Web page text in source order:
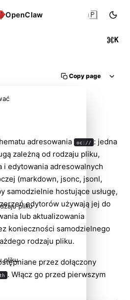
OpenClaw
K
🇵🇱
Copy page
adresowania oc:// : jedna
zależną od rodzaju pliku,
i edytowania adresowalnych
(markdown, jsonc, jsonl,
samodzielnie hostujące usługę,
edytorów używają jej do
lub aktualizowania
konieczności samodzielnego
rodzaju pliku.
przez dołączony
. Włącz go przed pierwszym
pliku
pliku